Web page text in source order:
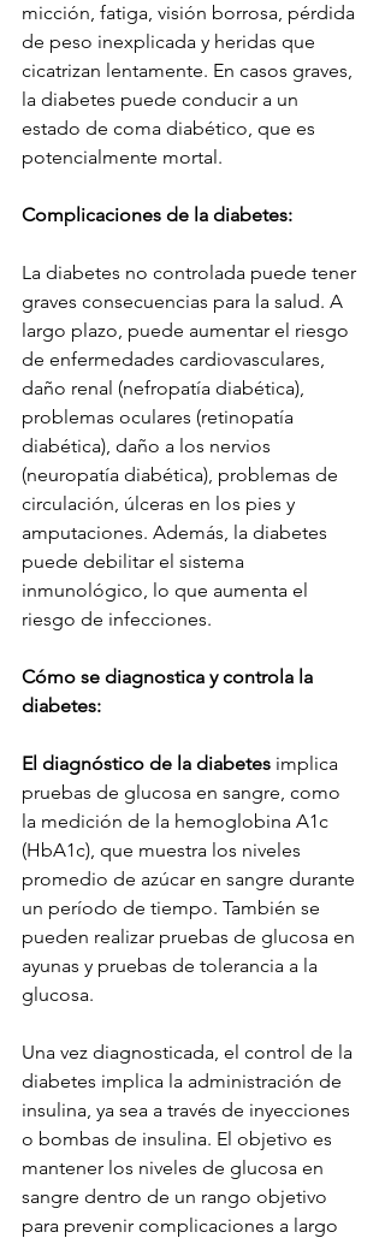
micción, fatiga, visión borrosa, pérdida
de peso inexplicada y heridas que
cicatrizan lentamente. En casos graves,
la diabetes puede conducir a un
estado de coma diabético, que es
potencialmente mortal.
Complicaciones de la diabetes:
La diabetes no controlada puede tener
graves consecuencias para la salud. A
largo plazo, puede aumentar el riesgo
de enfermedades cardiovasculares,
daño renal (nefropatía diabética),
problemas oculares (retinopatía
diabética), daño a los nervios
(neuropatía diabética), problemas de
circulación, úlceras en los pies y
amputaciones. Además, la diabetes
puede debilitar el sistema
inmunológico, lo que aumenta el
riesgo de infecciones.
Cómo se diagnostica y controla la
diabetes:
El diagnóstico de la diabetes implica
pruebas de glucosa en sangre, como
la medición de la hemoglobina A1c
(HbA1c), que muestra los niveles
promedio de azúcar en sangre durante
un período de tiempo. También se
pueden realizar pruebas de glucosa en
ayunas y pruebas de tolerancia a la
glucosa.
Una vez diagnosticada, el control de la
diabetes implica la administración de
insulina, ya sea a través de inyecciones
o bombas de insulina. El objetivo es
mantener los niveles de glucosa en
sangre dentro de un rango objetivo
para prevenir complicaciones a largo